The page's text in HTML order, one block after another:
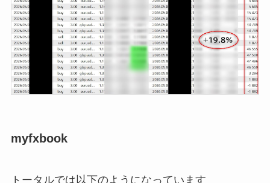
myfxbook
トータルでは以下のようになっています